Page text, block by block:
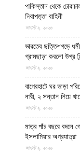
পাকিস্তান থেকে
নিরাপত্তা বাহিনী
আগস্ট ৯, ২০২৬
ভারতের ছত্তিশগড়ে
গ্রামছাড়া করলো উগ্র
আগস্ট ৯, ২০২৬
বাগেরহাটে ঘর ভাড়া
নারী, ২ সন্তান নিয়ে
আগস্ট ৯, ২০২৬
মাত্র পাঁচ বছরে বদলে
ইসলামিয়ার অগ্রযাত্রা
আগস্ট ৯, ২০২৬